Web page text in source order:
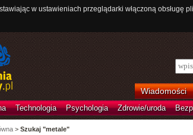
w ustawieniach przeglądarki włączoną
Wiadomości
Technologia Psychologia Zdrowie/uroda
> Szukaj "metale"